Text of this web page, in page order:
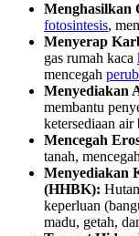
Menghasilkan
fotosintesis,
Menyerap
gas rumah kaca
mencegah
Menyediakan
membantu
ketersediaan air
Mencegah
tanah, mencegah
Menyediakan
(HHBK):
keperluan
madu, getah,